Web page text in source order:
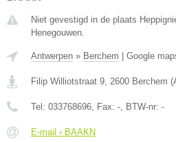
Niet gevestigd in de plaats
Henegouwen.
Antwerpen » Berchem Google
Filip Williotstraat 9 2600 Berchem (
Tel: 033768696 , Fax: - , BTW-nr: -
E-mail › BAAKN